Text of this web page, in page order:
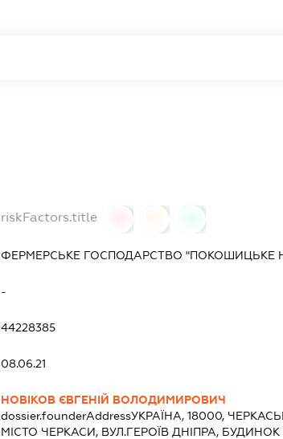
riskFactors.title
ФЕРМЕРСЬКЕ ГОСПОДАРСТВО "ПОКОШИЦЬКЕ
-
44228385
08.06.21
НОВІКОВ ЄВГЕНІЙ ВОЛОДИМИРОВИЧ
dossier.founderAddressУКРАЇНА, 18000,
МІСТО ЧЕРКАСИ, ВУЛ.ГЕРОЇВ ДНІПРА, БУДИНОК